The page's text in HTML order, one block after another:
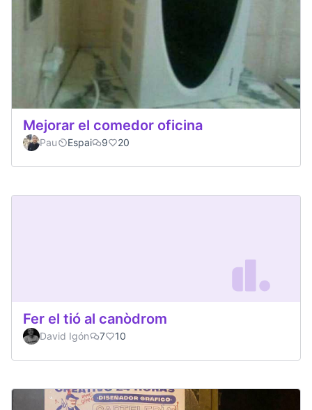
Mejorar el comedor oficina
Pau Espai 9 20
Fer el tió al canòdrom
David Igón 7 10